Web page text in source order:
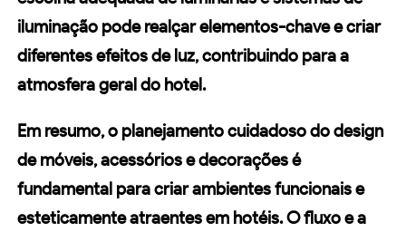
iluminação pode realçar elementos-chave e criar
diferentes efeitos de luz, contribuindo para a
atmosfera geral do hotel.
Em resumo, o planejamento cuidadoso dodesign
de móveis, acessórios e decorações é
fundamental para criarambientes funcionaise
esteticamente atraentes em hotéis. O fluxo e a